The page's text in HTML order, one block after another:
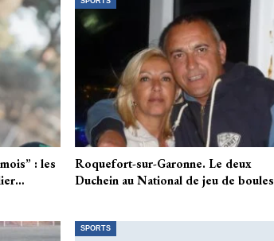
: les
Roquefort-sur-Garonne. Le deux
Duchein au National de jeu de boules
SPORTS